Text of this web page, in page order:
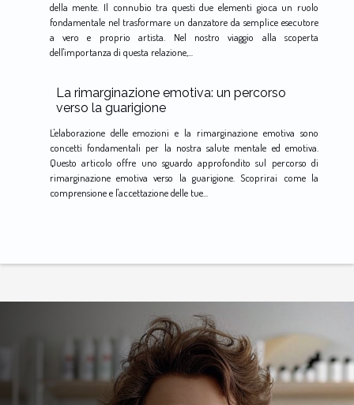
della mente. Il connubio tra questi due elementi gioca un ruolo
fondamentale nel trasformare un danzatore da semplice esecutore
a vero e proprio artista. Nel nostro viaggio alla scoperta
dell'importanza di questa relazione,...
La rimarginazione emotiva: un percorso
verso la guarigione
L'elaborazione delle emozioni e la rimarginazione emotiva sono
concetti fondamentali per la nostra salute mentale ed emotiva.
Questo articolo offre uno sguardo approfondito sul percorso di
rimarginazione emotiva verso la guarigione. Scoprirai come la
comprensione e l'accettazione delle tue...